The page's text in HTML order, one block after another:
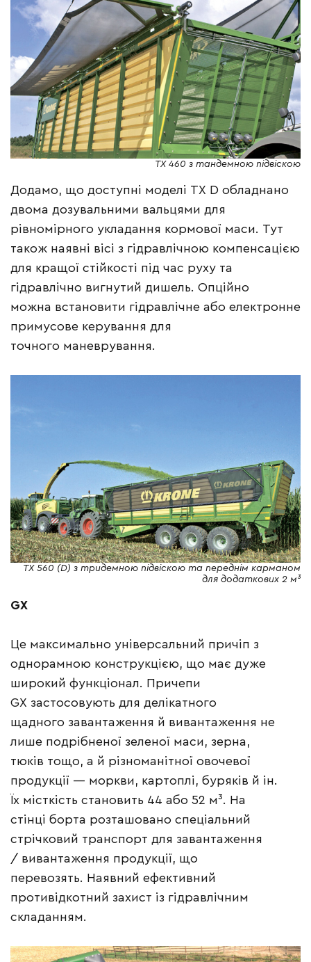
TX 460 з тандемною підвіскою
Додамо, що доступні моделі TX D обладнано
двома дозувальними вальцями для
рівномірного укладання кормової маси. Тут
також наявні вісі з гідравлічною компенсацією
для кращої стійкості під час руху та
гідравлічно вигнутий дишель. Опційно
можна встановити гідравлічне або електронне
примусове керування для
точного маневрування.
TX 560 (D) з тридемною підвіскою та переднім карманом
для додаткових 2 м³
GX
Це максимально універсальний причіп з
однорамною конструкцією, що має дуже
широкий функціонал. Причепи
GX застосовують для делікатного
щадного завантаження й вивантаження не
лише подрібненої зеленої маси, зерна,
тюків тощо, а й різноманітної овочевої
продукції — моркви, картоплі, буряків й ін.
Їх місткість становить 44 або 52 м³. На
стінці борта розташовано спеціальний
стрічковий транспорт для завантаження
/ вивантаження продукції, що
перевозять. Наявний ефективний
противідкотний захист із гідравлічним
складанням.